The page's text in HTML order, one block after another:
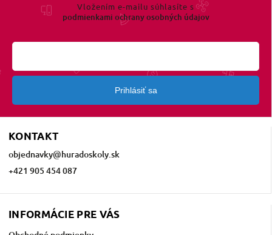
KONTAKT
objednavky@huradoskoly.sk
+421 905 454 087
INFORMÁCIE PRE VÁS
Vložením e-mailu súhlasíte s
podmienkami ochrany osobných údajov
Prihlásiť sa